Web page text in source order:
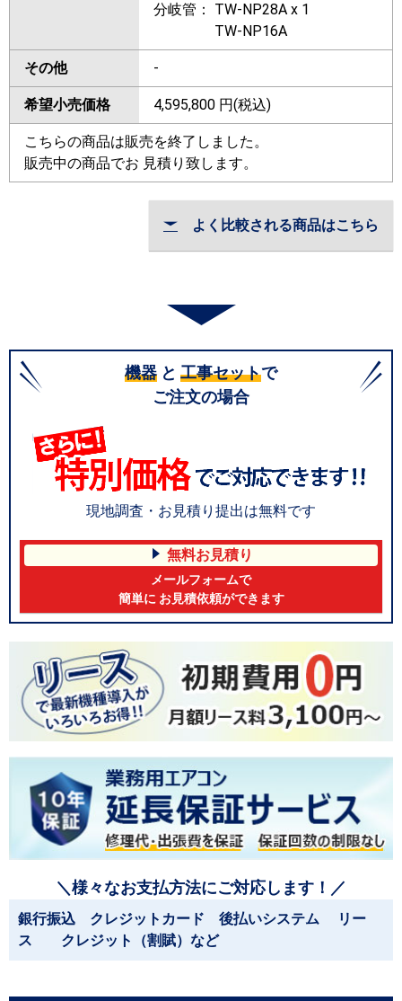
分岐管： TW-NP28A x 1
TW-NP16A
その他 -
希望小売価格 4,595,800 円(税込)
こちらの商品は販売を終了しました。
販売中の商品でお 見積り致します。
よく比較される商品はこちら
機器 と 工事セットで
ご注文の場合
現地調査・お見積り提出は無料です
無料お見積り
メールフォームで
簡単に お見積依頼ができます
＼様々なお支払方法にご対応します！／
銀行振込 クレジットカード 後払いシステム リー
ス クレジット（割賦）など